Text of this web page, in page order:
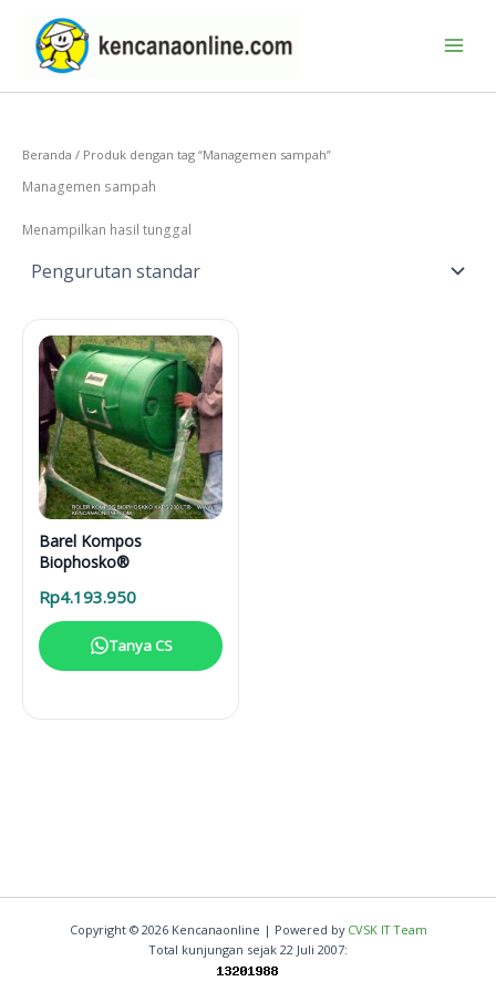
konten
Beranda / Produk dengan tag “Managemen sampah”
Managemen sampah
Menampilkan hasil tunggal
Barel Kompos
Biophosko®
Rp4.193.950
Tanya CS
Copyright © 2026 Kencanaonline | Powered by CVSK IT Team
Total kunjungan sejak 22 Juli 2007: